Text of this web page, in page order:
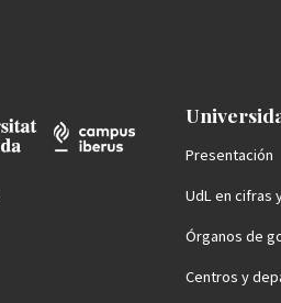
Presentación
UdL en cifras
Órganos de
Centros y